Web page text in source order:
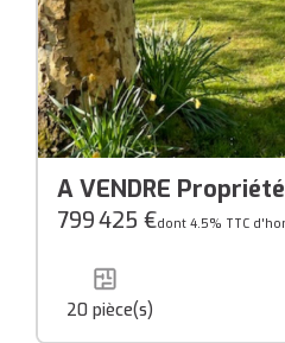
A VENDRE
Dépendances sur
799 425 €dont 4.5% TTC
20 pièce(s)